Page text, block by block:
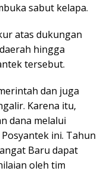
sabut kelapa.
atas dukungan
hingga
tersebut.
dan juga
Karena itu,
dana melalui
ini. Tahun
Baru dapat
oleh tim